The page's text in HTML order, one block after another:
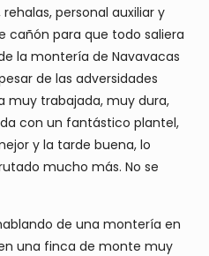
personal auxiliar y
cañón para que todo saliera
la montería de Navavacas
de las adversidades
muy trabajada, muy dura,
con un fantástico plantel,
y la tarde buena, lo
mucho más. No se
de una montería en
una finca de monte muy